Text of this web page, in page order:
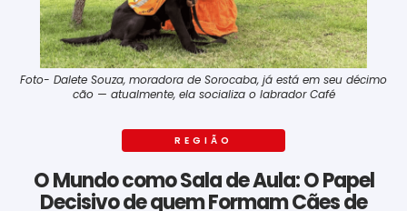
Foto- Dalete Souza, moradora de Sorocaba, já está em seu décimo
cão — atualmente, ela socializa o labrador Café
REGIÃO
O Mundo como Sala de Aula: O Papel
Decisivo de quem Formam Cães de